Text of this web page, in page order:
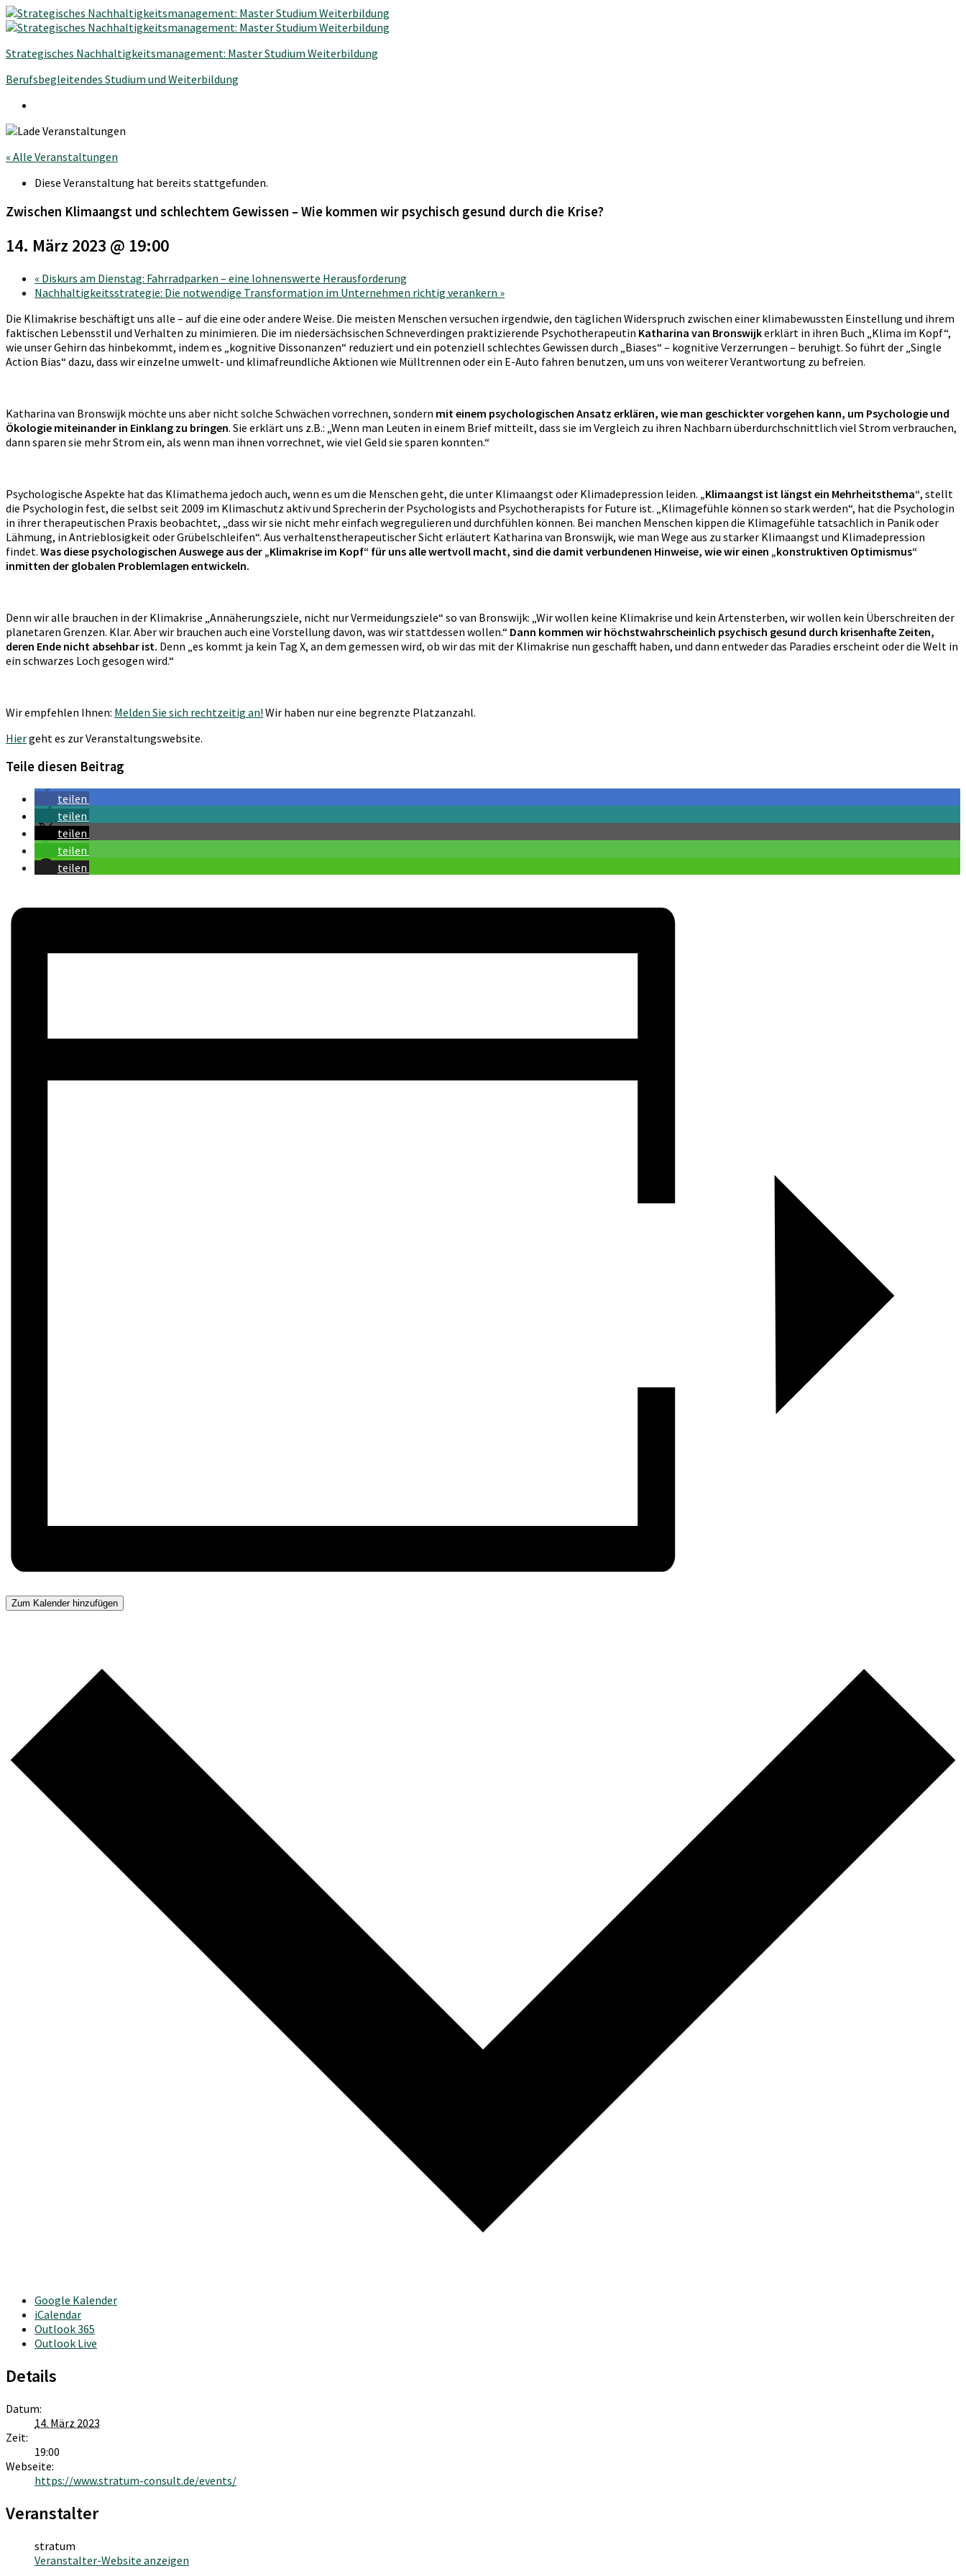
Strategisches Nachhaltigkeitsmanagement: Master Studium Weiterbildung
Berufsbegleitendes Studium und Weiterbildung
« Alle Veranstaltungen
Diese Veranstaltung hat bereits stattgefunden.
Zwischen Klimaangst und schlechtem Gewissen – Wie kommen wir psychisch gesund durch die Krise?
14. März 2023 @ 19:00
« Diskurs am Dienstag: Fahrradparken – eine lohnenswerte Herausforderung
Nachhaltigkeitsstrategie: Die notwendige Transformation im Unternehmen richtig verankern »
Die Klimakrise beschäftigt uns alle – auf die eine oder andere Weise. Die meisten Menschen versuchen irgendwie, den täglichen Widerspruch zwischen einer klimabewussten Einstellung und ihrem
faktischen Lebensstil und Verhalten zu minimieren. Die im niedersächsischen Schneverdingen praktizierende Psychotherapeutin Katharina van Bronswijkerklärt in ihren Buch „Klima im Kopf“,
wie unser Gehirn das hinbekommt, indem es „kognitive Dissonanzen“ reduziert und ein potenziell schlechtes Gewissen durch „Biases“ – kognitive Verzerrungen – beruhigt. So führt der „Single
Action Bias“ dazu, dass wir einzelne umwelt- und klimafreundliche Aktionen wie Mülltrennen oder ein E-Auto fahren benutzen, um uns von weiterer Verantwortung zu befreien.
Katharina van Bronswijk möchte uns aber nicht solche Schwächen vorrechnen, sondern mit einem psychologischen Ansatz erklären, wie man geschickter vorgehen kann, um Psychologie und
Ökologie miteinander in Einklang zu bringen. Sie erklärt uns z.B.: „Wenn man Leuten in einem Brief mitteilt, dass sie im Vergleich zu ihren Nachbarn überdurchschnittlich viel Strom verbrauchen,
dann sparen sie mehr Strom ein, als wenn man ihnen vorrechnet, wie viel Geld sie sparen konnten.“
Psychologische Aspekte hat das Klimathema jedoch auch, wenn es um die Menschen geht, die unter Klimaangst oder Klimadepression leiden. „Klimaangst ist längst ein Mehrheitsthema“, stellt
die Psychologin fest, die selbst seit 2009 im Klimaschutz aktiv und Sprecherin der Psychologists and Psychotherapists for Future ist. „Klimagefühle können so stark werden“, hat die Psychologin
in ihrer therapeutischen Praxis beobachtet, „dass wir sie nicht mehr einfach wegregulieren und durchfühlen können. Bei manchen Menschen kippen die Klimagefühle tatsachlich in Panik oder
Lähmung, in Antrieblosigkeit oder Grübelschleifen“. Aus verhaltenstherapeutischer Sicht erläutert Katharina van Bronswijk, wie man Wege aus zu starker Klimaangst und Klimadepression
findet. Was diese psychologischen Auswege aus der „Klimakrise im Kopf“ für uns alle wertvoll macht, sind die damit verbundenen Hinweise, wie wir einen „konstruktiven Optimismus“
inmitten der globalen Problemlagen entwickeln.
Denn wir alle brauchen in der Klimakrise „Annäherungsziele, nicht nur Vermeidungsziele“ so van Bronswijk: „Wir wollen keine Klimakrise und kein Artensterben, wir wollen kein Überschreiten der
planetaren Grenzen. Klar. Aber wir brauchen auch eine Vorstellung davon, was wir stattdessen wollen.“ Dann kommen wir höchstwahrscheinlich psychisch gesund durch krisenhafte Zeiten,
deren Ende nicht absehbar ist. Denn „es kommt ja kein Tag X, an dem gemessen wird, ob wir das mit der Klimakrise nun geschafft haben, und dann entweder das Paradies erscheint oder die Welt in
ein schwarzes Loch gesogen wird.“
Wir empfehlen Ihnen: Melden Sie sich rechtzeitig an! Wir haben nur eine begrenzte Platzanzahl.
Hiergeht es zur Veranstaltungswebsite.
Teile diesen Beitrag
teilen
teilen
teilen
teilen
teilen
Zum Kalender hinzufügen
Google Kalender
iCalendar
Outlook 365
Outlook Live
Details
Datum:
14. März 2023
Zeit:
19:00
Webseite:
https://www.stratum-consult.de/events/
Veranstalter
stratum
Veranstalter-Website anzeigen